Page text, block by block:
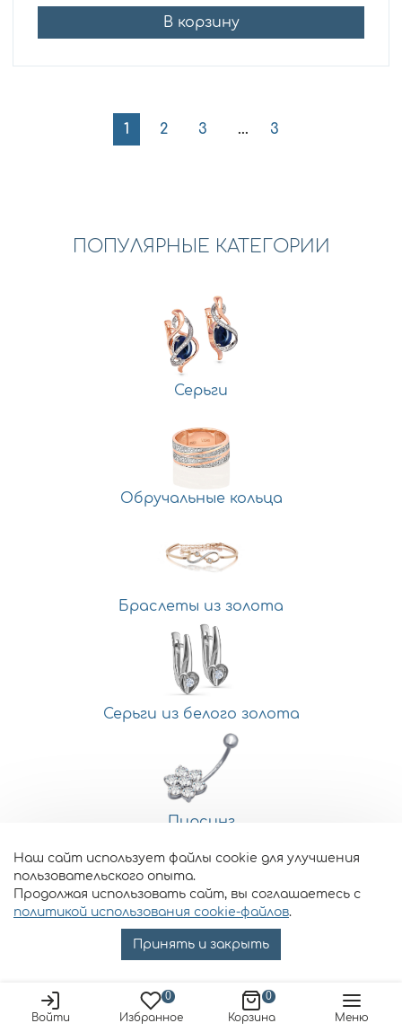
Войти
0
Избранное
0
Корзина
Меню
В корзину
1 2 3 3
ПОПУЛЯРНЫЕ КАТЕГОРИИ
Серьги
Обручальные кольца
Браслеты из золота
Серьги из белого золота
Пирсинг
Подписывайтесь на наши новости!
Наш сайт использует файлы cookie для улучшения
пользовательского опыта.
Продолжая использовать сайт, вы соглашаетесь с
политикой использования cookie-файлов.
Принять и закрыть